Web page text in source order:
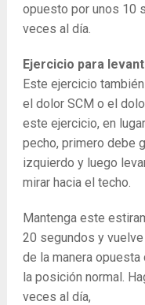
opuesto por unos 10
veces al día.
Ejercicio para
Este ejercicio
el dolor SCM o el
este ejercicio, en
pecho, primero debe
izquierdo y luego
mirar hacia el techo.
Mantenga este
20 segundos y
de la manera
la posición normal.
veces al día,